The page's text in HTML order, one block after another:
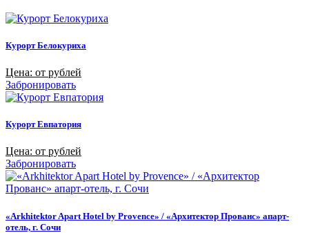
Курорт Белокуриха
Цена: от рублей
Забронировать
Курорт Евпатория
Цена: от рублей
Забронировать
«Arkhitektor Apart Hotel by Provence» / «Архитектор Прованс» апарт-
отель, г. Сочи